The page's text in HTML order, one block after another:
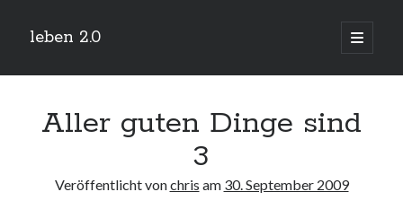
leben 2.0
öffnen
Sidebar
Aller guten Dinge sind
3
Veröffentlicht vonchris am 30. September 2009